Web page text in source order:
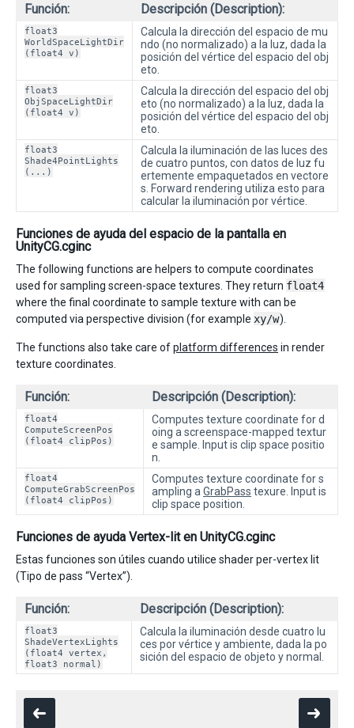
Función: Descripción (Description):
float3
WorldSpaceLightDir
(float4 v)
Calcula la dirección del espacio de mu
ndo (no normalizado) a la luz, dada la
posición del vértice del espacio del obj
eto.
float3
ObjSpaceLightDir
(float4 v)
Calcula la dirección del espacio del obj
eto (no normalizado) a la luz, dada la
posición del vértice del espacio del obj
eto.
float3
Shade4PointLights
(...)
Calcula la iluminación de las luces des
de cuatro puntos, con datos de luz fu
ertemente empaquetados en vectore
s. Forward rendering utiliza esto para
calcular la iluminación por vértice.
Funciones de ayuda del espacio de la pantalla en
UnityCG.cginc
The following functions are helpers to compute coordinates
used for sampling screen-space textures. They return float4
where the final coordinate to sample texture with can be
computed via perspective division (for example xy/w).
The functions also take care ofplatform differences in render
texture coordinates.
Función: Descripción (Description):
float4
ComputeScreenPos
(float4 clipPos)
Computes texture coordinate for d
oing a screenspace-mapped textur
e sample. Input is clip space positio
n.
float4
ComputeGrabScreenPos
(float4 clipPos)
Computes texture coordinate for s
ampling a GrabPass texure. Input is
clip space position.
Funciones de ayuda Vertex-lit en UnityCG.cginc
Estas funciones son útiles cuando utilice shader per-vertex lit
(Tipo de pass “Vertex”).
Función: Descripción (Description):
float3
ShadeVertexLights
(float4 vertex,
float3 normal)
Calcula la iluminación desde cuatro lu
ces por vértice y ambiente, dada la po
sición del espacio de objeto y normal.